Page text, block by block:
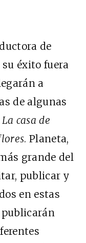
de
éxito fuera
a
de algunas
La casa de
. Planeta,
grande del
publicar y
en estas
publicarán